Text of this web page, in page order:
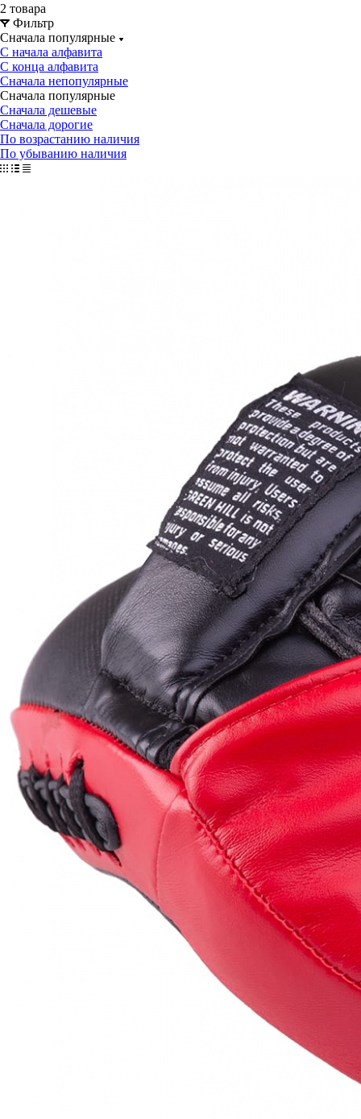
2 товара
Фильтр
Сначала популярные
С начала алфавита
С конца алфавита
Сначала непопулярные
Сначала популярные
Сначала дешевые
Сначала дорогие
По возрастанию наличия
По убыванию наличия